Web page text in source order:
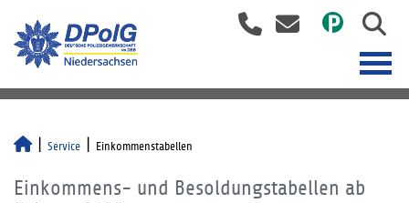
Service Einkommenstabellen
Einkommens- und Besoldungstabellen ab